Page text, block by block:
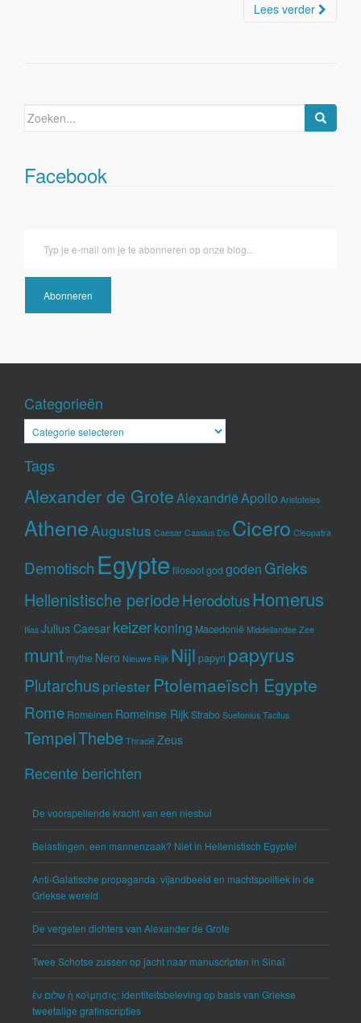
Lees verder
Zoeken
Facebook
Abonneren
Categorieën
Categorieën
Tags
Alexander de GroteAlexandriëApollo Aristoteles
AtheneAugustus Caesar Cassius Dio Cicero Cleopatra
Demotisch Egypte filosoofgod goden Grieks
Hellenistische periodeHerodotusHomerus
Ilias Julius Caesar keizerkoning Macedonië Middellandse Zee
munt mythe Nero Nieuwe Rijk Nijl papyri papyrus
Plutarchus priester Ptolemaeïsch Egypte
Rome Romeinen Romeinse RijkStrabo Suetonius Tacitus
TempelThebe Thracië Zeus
Recente berichten
De voorspellende kracht van een niesbui
Belastingen, een mannenzaak? Niet in Hellenistisch Egypte!
Anti-Galatische propaganda: vijandbeeld en machtspolitiek in de
Griekse wereld
De vergeten dichters van Alexander de Grote
Twee Schotse zussen op jacht naar manuscripten in Sinaï
ἐν שלום ἡ κοίμησις: identiteitsbeleving op basis van Griekse
tweetalige grafinscripties